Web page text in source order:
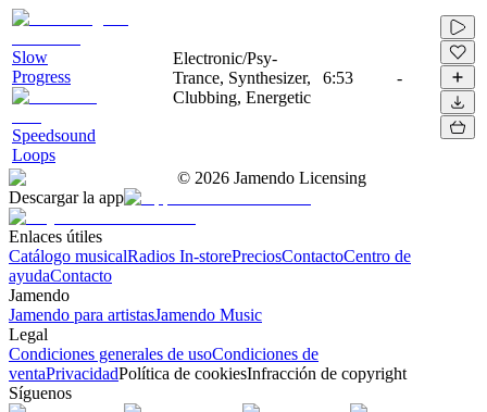
Slow
Progress
Speedsound
Loops
Electronic/Psy-
Trance, Synthesizer,
Clubbing, Energetic
6:53 -
© 2026 Jamendo Licensing
Descargar la app
Enlaces útiles
Catálogo musicalRadios In-storePreciosContactoCentro de
ayudaContacto
Jamendo
Jamendo para artistasJamendo Music
Legal
Condiciones generales de usoCondiciones de
ventaPrivacidadPolítica de cookiesInfracción de copyright
Síguenos